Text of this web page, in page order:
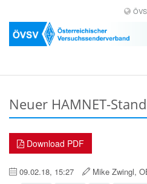
Neuer HAMNET-
Download PDF
09.02.18, 15:27 Mike Zwingl,